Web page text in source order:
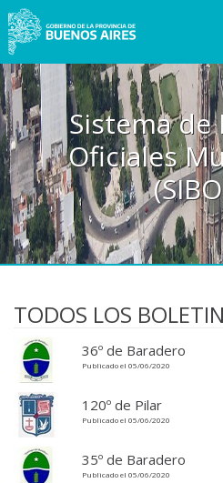
Sistema
Oficiales
TODOS LOS
36º de Baradero
Publicado el 05/06/2020
120º de Pilar
Publicado el 05/06/2020
35º de Baradero
Publicado el 05/06/2020